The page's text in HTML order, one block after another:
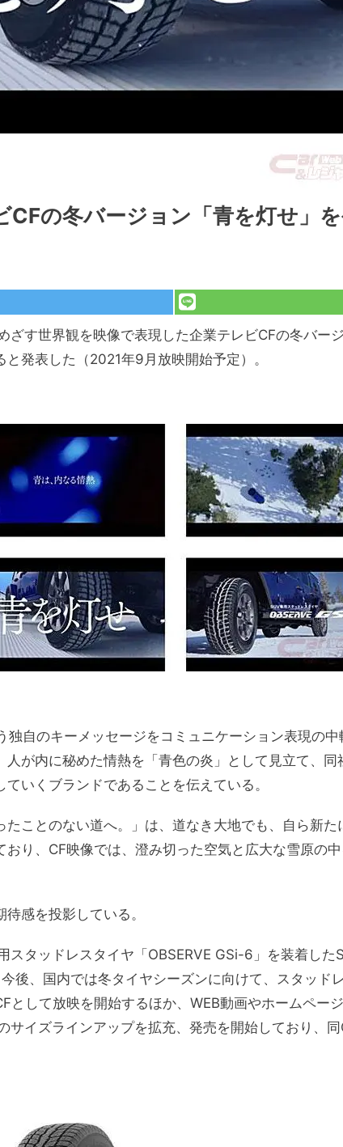
CFの冬バージョン「青を灯せ」
ざす世界観を映像で表現した企業テレビCFの冬バー
発表した（2021年9月放映開始予定）。
自のキーメッセージをコミュニケーション表現の中
が内に秘めた情熱を「青色の炎」として見立て、同
いくブランドであることを伝えている。
ことのない道へ。」は、道なき大地でも、自ら新た
り、CF映像では、澄み切った空気と広大な雪原の
感を投影している。
スタッドレスタイヤ「OBSERVE GSi-6」を装着した
後、国内では冬タイヤシーズンに向けて、スタッド
として放映を開始するほか、WEB動画やホームペー
サイズラインアップを拡充、発売を開始しており、同